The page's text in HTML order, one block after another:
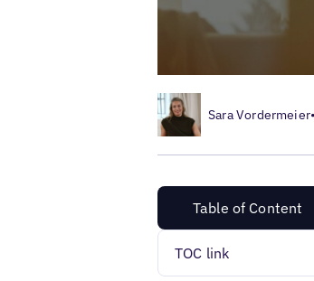
Sara Vordermeier•
Table of Content
TOC link